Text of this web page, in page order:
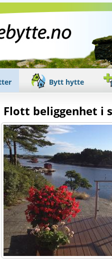
Bytt hytte
Flott beliggenhet i